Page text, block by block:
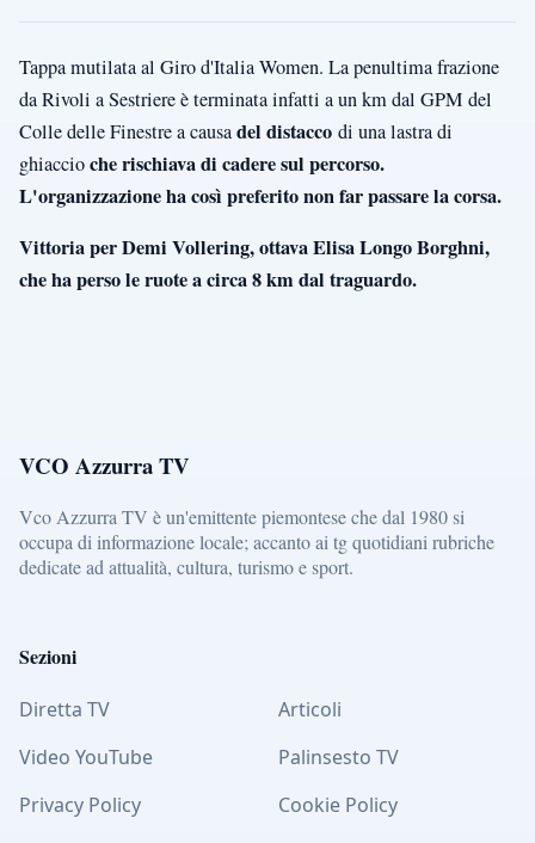
Tappa mutilata al Giro d'Italia Women. La penultima frazione
da Rivoli a Sestriere è terminata infatti a un km dal GPM del
Colle delle Finestre a causadel distacco di una lastra di
ghiaccioche rischiava di cadere sul percorso.
L'organizzazione ha così preferito non far passare la corsa.
Vittoria per Demi Vollering, ottava Elisa Longo Borghni,
che ha perso le ruote a circa 8 km dal traguardo.
VCO Azzurra TV
Vco Azzurra TV è un'emittente piemontese che dal 1980 si
occupa di informazione locale; accanto ai tg quotidiani rubriche
dedicate ad attualità, cultura, turismo e sport.
Sezioni
Diretta TV
Articoli
Video YouTube
Palinsesto TV
Privacy Policy
Cookie Policy